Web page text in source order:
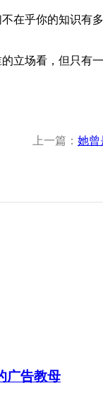
乎你的知识有
立场看，但只
上一篇： 她曾
广告教母